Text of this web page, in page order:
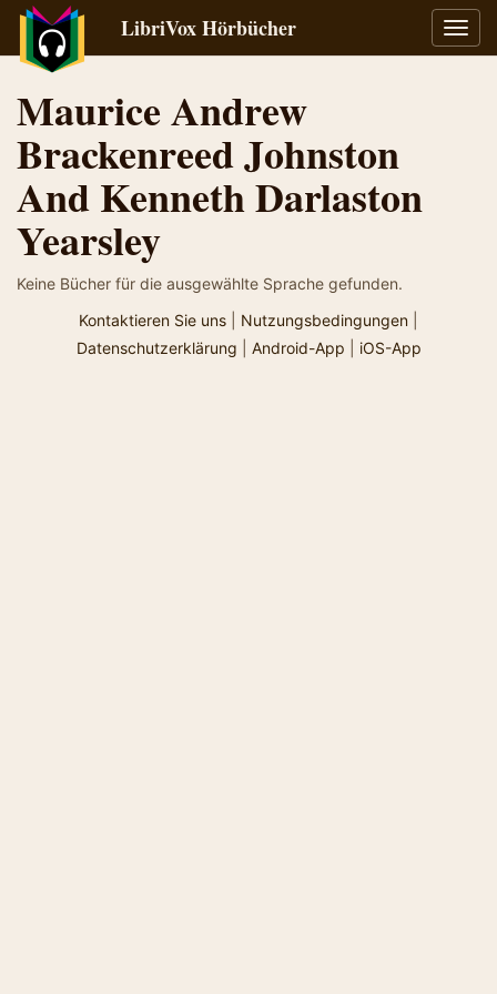
LibriVox Hörbücher
Maurice Andrew
Brackenreed Johnston
And Kenneth Darlaston
Yearsley
Keine Bücher für die ausgewählte Sprache gefunden.
Kontaktieren Sie uns
Nutzungsbedingungen
Datenschutzerklärung
Android-App iOS-App